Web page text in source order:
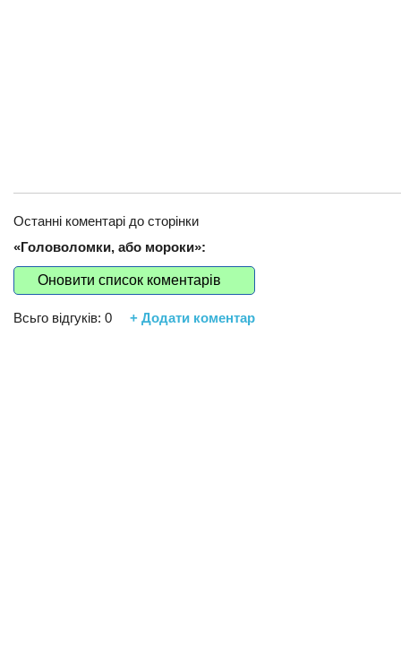
Останні коментарі до сторінки
«Головоломки, або мороки»:
Оновити список коментарів
Всьго відгуків: 0 + Додати коментар